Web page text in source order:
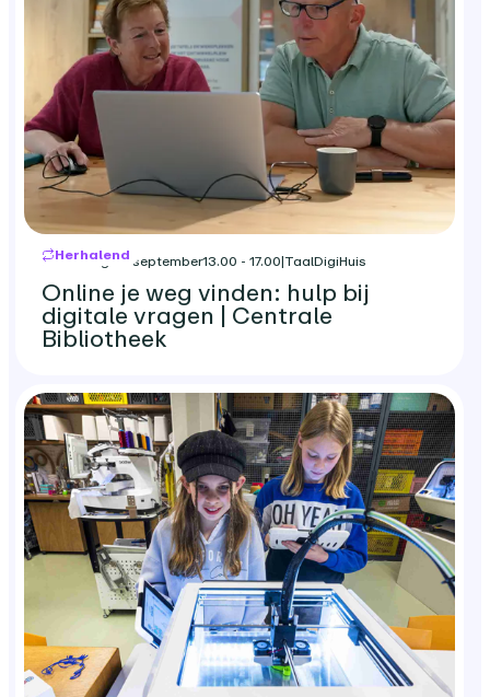
Herhalend
woensdag 23 september13.00 - 17.00|TaalDigiHuis
Online je weg vinden: hulp bij
digitale vragen | Centrale
Bibliotheek